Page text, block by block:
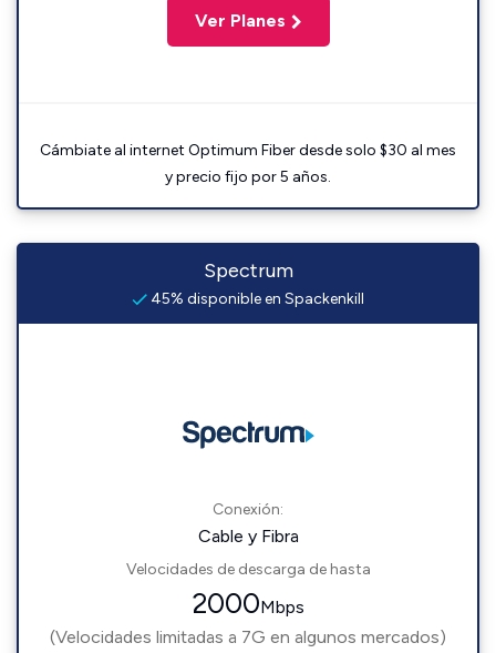
Ver Planes
Cámbiate al internet Optimum Fiber desde solo $30 al mes
y precio fijo por 5 años.
Spectrum
45% disponible en Spackenkill
Conexión:
Cable y Fibra
Velocidades de descarga de hasta
2000Mbps
(Velocidades limitadas a 7G en algunos mercados)